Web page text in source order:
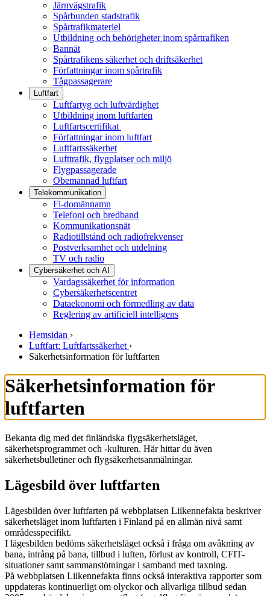
Järnvägstrafik
Spårbunden stadstrafik
Spårtrafikmateriel
Utbildning och behörigheter inom spårtrafiken
Bannät
Spårtrafikens säkerhet och driftsäkerhet
Författningar inom spårtrafik
Tågpassagerare
Luftfart
Luftfartyg och luftvärdighet
Utbildning inom luftfarten
Luftfartscertifikat
Författningar inom luftfart
Luftfartssäkerhet
Lufttrafik, flygplatser och miljö
Flygpassagerade
Obemannad luftfart
Telekommunikation
Fi-domännamn
Telefoni och bredband
Kommunikationsnät
Radiotillstånd och radiofrekvenser
Postverksamhet och utdelning
TV och radio
Cybersäkerhet och AI
Vardagssäkerhet för information
Cybersäkerhetscentret
Dataekonomi och förmedling av data
Reglering av artificiell intelligens
Hemsidan ›
Luftfart: Luftfartssäkerhet ›
Säkerhetsinformation för luftfarten
Säkerhetsinformation för
luftfarten
Bekanta dig med det finländska flygsäkerhetsläget,
säkerhetsprogrammet och -kulturen. Här hittar du även
säkerhetsbulletiner och flygsäkerhetsanmälningar.
Lägesbild över luftfarten
Lägesbilden över luftfarten på webbplatsen Liikennefakta beskriver
säkerhetsläget inom luftfarten i Finland på en allmän nivå samt
områdesspecifikt.
I lägesbilden bedöms säkerhetsläget också i fråga om avåkning av
bana, intrång på bana, tillbud i luften, förlust av kontroll, CFIT-
situationer samt sammanstötningar i samband med taxning.
På webbplatsen Liikennefakta finns också interaktiva rapporter som
uppdateras kontinuerligt om olyckor och allvarliga tillbud sedan